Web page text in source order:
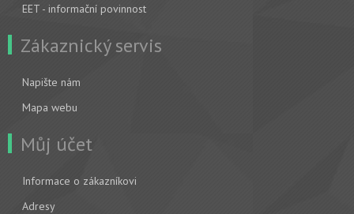
EET - informační povinnost
Zákaznický servis
Napište nám
Mapa webu
Můj účet
Informace o zákazníkovi
Adresy